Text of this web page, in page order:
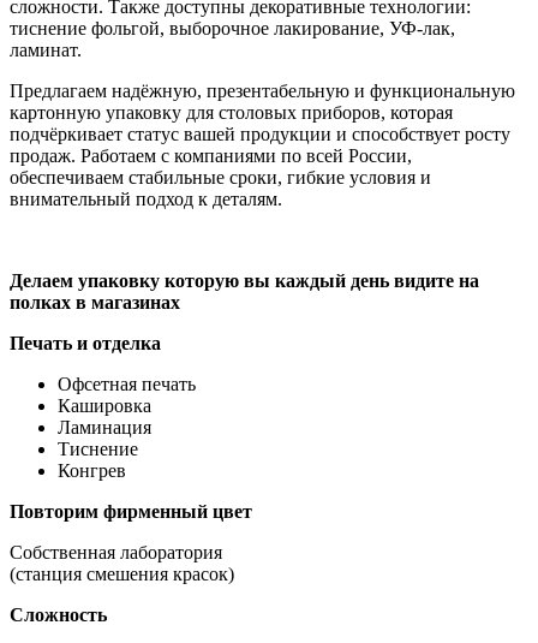
сложности. Также доступны декоративные технологии:
тиснение фольгой, выборочное лакирование, УФ-лак,
ламинат.
Предлагаем надёжную, презентабельную и функциональную
картонную упаковку для столовых приборов, которая
подчёркивает статус вашей продукции и способствует росту
продаж. Работаем с компаниями по всей России,
обеспечиваем стабильные сроки, гибкие условия и
внимательный подход к деталям.
Делаем упаковку которую вы каждый день видите на
полках в магазинах
Печать и отделка
Офсетная печать
Кашировка
Ламинация
Тиснение
Конгрев
Повторим фирменный цвет
Собственная лаборатория
(станция смешения красок)
Сложность